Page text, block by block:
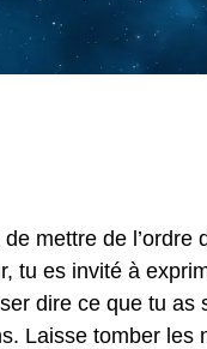
mettre de l’ordre
tu es invité à
dire ce que tu as
Laisse tomber les